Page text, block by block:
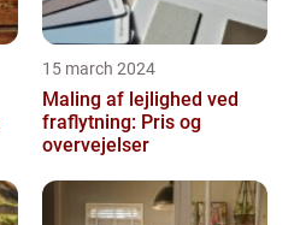
15 march 2024
Maling af lejlighed ved
fraflytning: Pris og
overvejelser